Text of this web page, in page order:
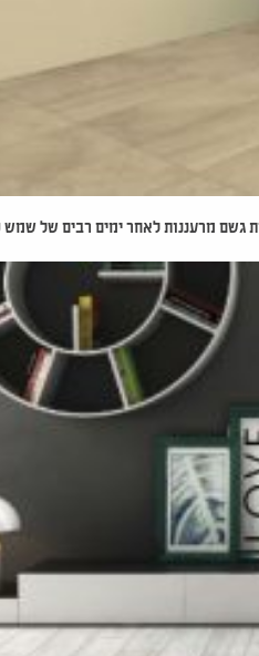
גשם מרעננות לאחר ימים רבים של שמש